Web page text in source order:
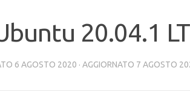
20.04.1
6 AGOSTO 2020 · AGGIORNATO 7 AGOSTO